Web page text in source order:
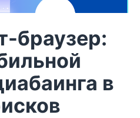
браузер:
в